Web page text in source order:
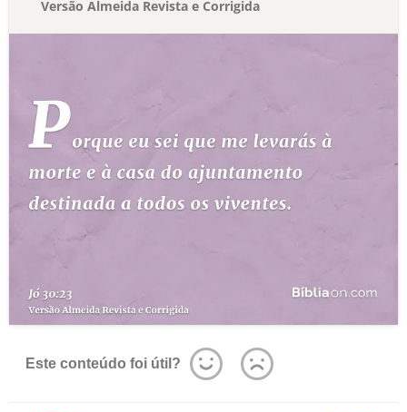
Versão Almeida Revista e Corrigida
Este conteúdo foi útil?